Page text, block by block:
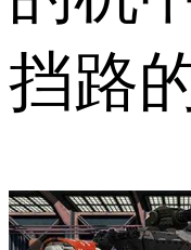
挡路